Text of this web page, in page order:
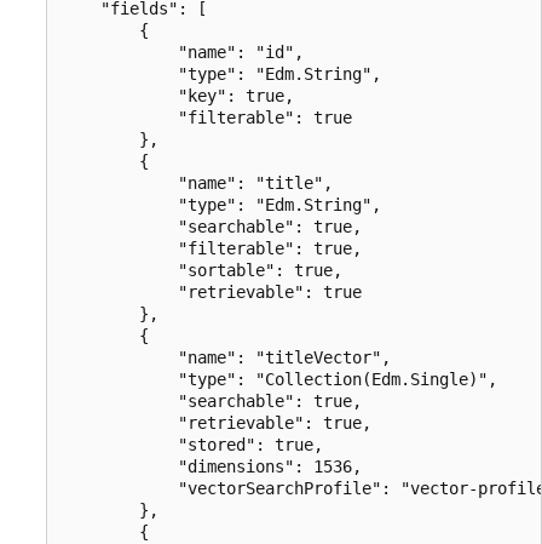
    "fields": [
        {
            "name": "id",
            "type": "Edm.String",
            "key": true,
            "filterable": true
        },
        {
            "name": "title",
            "type": "Edm.String",
            "searchable": true,
            "filterable": true,
            "sortable": true,
            "retrievable": true
        },
        {
            "name": "titleVector",
            "type": "Collection(Edm.Single)",
            "searchable": true,
            "retrievable": true,
            "stored": true,
            "dimensions": 1536,
"vectorSearchProfile": "vector-
        },
        {